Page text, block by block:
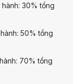
30% tổng
50% tổng
70% tổng